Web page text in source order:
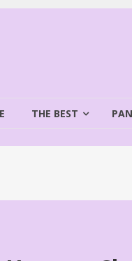
THE BEST